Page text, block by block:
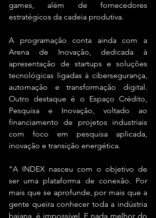
games, além de fornecedores
estratégicos da cadeia produtiva.
A programação conta ainda com a
Arena de Inovação, dedicada à
apresentação de startups e soluções
tecnológicas ligadas à cibersegurança,
automação e transformação digital.
Outro destaque é o Espaço Crédito,
Pesquisa e Inovação, voltado ao
financiamento de projetos industriais
com foco em pesquisa aplicada,
inovação e transição energética.
“A INDEX nasceu com o objetivo de
ser uma plataforma de conexão. Por
mais que se aprofunde, por mais que a
gente queira conhecer toda a indústria
baiana, é impossível. E nada melhor do